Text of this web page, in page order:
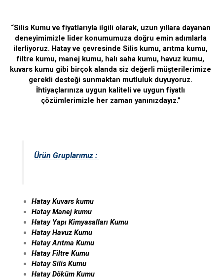
“Silis Kumu ve fiyatlarıyla ilgili olarak, uzun yıllara dayanan
deneyimimizle lider konumumuza doğru emin adımlarla
ilerliyoruz. Hatay ve çevresinde Silis kumu, arıtma kumu,
filtre kumu, manej kumu, halı saha kumu, havuz kumu,
kuvars kumu gibi birçok alanda siz değerli müşterilerimize
gerekli desteği sunmaktan mutluluk duyuyoruz.
İhtiyaçlarınıza uygun kaliteli ve uygun fiyatlı
çözümlerimizle her zaman yanınızdayız.”
Ürün Gruplarımız :
Hatay Kuvars kumu
Hatay Manej kumu
Hatay Yapı Kimyasalları Kumu
Hatay Havuz Kumu
Hatay Arıtma Kumu
Hatay Filtre Kumu
Hatay Silis Kumu
Hatay Döküm Kumu